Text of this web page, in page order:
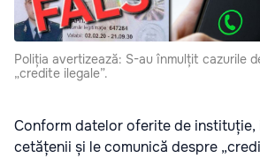
Poliția avertizează: S-au înmulțit cazurile
„credite ilegale”.
Conform datelor oferite de instituție,
cetățenii și le comunică despre